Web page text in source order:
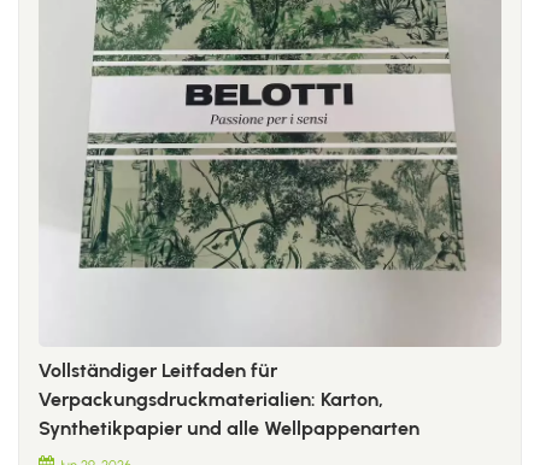
Vollständiger Leitfaden für
Verpackungsdruckmaterialien: Karton,
Synthetikpapier und alle Wellpappenarten